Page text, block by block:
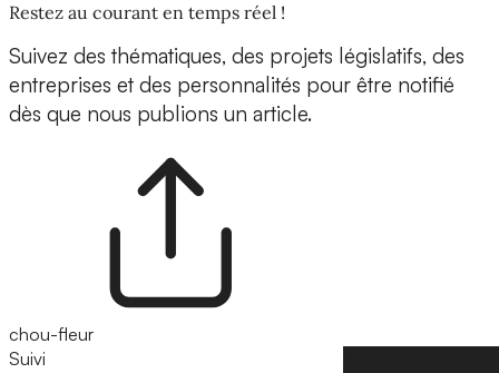
Restez au courant en temps réel !
Suivez des thématiques, des projets législatifs, des
entreprises et des personnalités pour être notifié
dès que nous publions un article.
chou-fleur
Suivi